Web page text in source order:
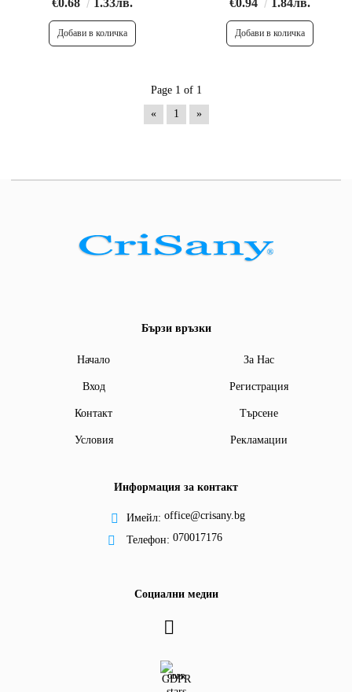
Page 1 of 1
« 1 »
Бързи връзки
Начало За Нас
Вход Регистрация
Контакт Търсене
Условия Рекламации
Информация за контакт
Имейл: office@crisany.bg
Телефон: 070017176
Социални медии
GDPR